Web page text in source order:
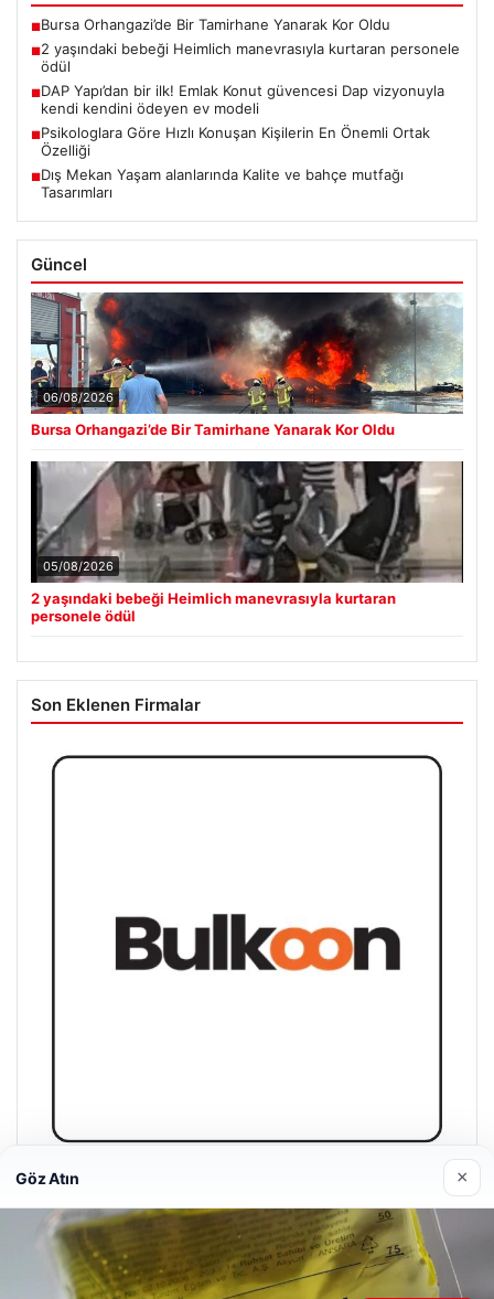
■Bursa Orhangazi’de Bir Tamirhane Yanarak Kor Oldu
■2 yaşındaki bebeği Heimlich manevrasıyla kurtaran personele
ödül
■DAP Yapı’dan bir ilk! Emlak Konut güvencesi Dap vizyonuyla
kendi kendini ödeyen ev modeli
■Psikologlara Göre Hızlı Konuşan Kişilerin En Önemli Ortak
Özelliği
■Dış Mekan Yaşam alanlarında Kalite ve bahçe mutfağı
Tasarımları
Güncel
06/08/2026
Bursa Orhangazi’de Bir Tamirhane Yanarak Kor Oldu
05/08/2026
2 yaşındaki bebeği Heimlich manevrasıyla kurtaran
personele ödül
Son Eklenen Firmalar
Bulkoon Toptan Ayakkabı
03/05/2026
Göz Atın ×